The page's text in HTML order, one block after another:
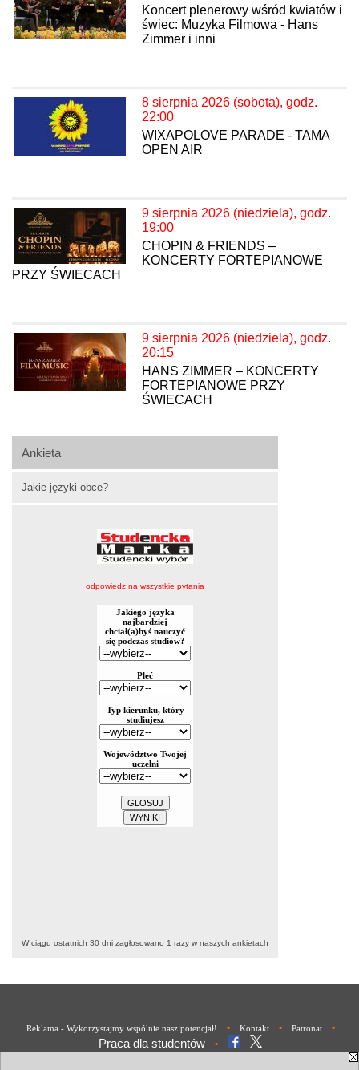
Ankieta
Jakie języki obce?
odpowiedz na wszystkie pytania
W ciągu ostatnich 30 dni zagłosowano 1 razy w naszych ankietach
Koncert plenerowy wśród kwiatów i
świec: Muzyka Filmowa - Hans
Zimmer i inni
8 sierpnia 2026 (sobota), godz.
22:00
WIXAPOLOVE PARADE - TAMA
OPEN AIR
9 sierpnia 2026 (niedziela), godz.
19:00
CHOPIN & FRIENDS –
KONCERTY FORTEPIANOWE
PRZY ŚWIECACH
9 sierpnia 2026 (niedziela), godz.
20:15
HANS ZIMMER – KONCERTY
FORTEPIANOWE PRZY
ŚWIECACH
Reklama - Wykorzystajmy wspólnie nasz potencjał! • Kontakt • Patronat •
Praca dla studentów •